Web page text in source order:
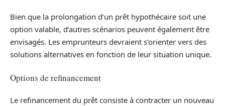
Bien que la prolongation d’un prêt hypothécaire soit une
option valable, d’autres scénarios peuvent également être
envisagés. Les emprunteurs devraient s’orienter vers des
solutions alternatives en fonction de leur situation unique.
Options de refinancement
Le refinancement du prêt consiste à contracter un nouveau